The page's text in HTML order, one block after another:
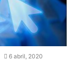
6 abril, 2020